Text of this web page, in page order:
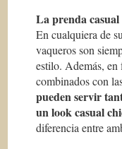
La prenda casual
En cualquiera de
vaqueros son
estilo. Además,
combinados con
pueden servir
un look casual
diferencia entre